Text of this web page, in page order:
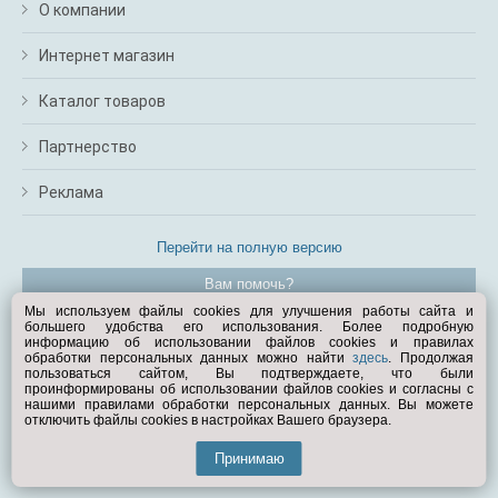
О компании
Интернет магазин
Каталог товаров
Партнерство
Реклама
Перейти на полную версию
Вам помочь?
© Exist.ru 1998—2026
Мы используем файлы cookies для улучшения работы сайта и
большего удобства его использования. Более подробную
информацию об использовании файлов cookies и правилах
обработки персональных данных можно найтиздесь. Продолжая
пользоваться сайтом, Вы подтверждаете, что были
проинформированы об использовании файлов cookies и согласны с
нашими правилами обработки персональных данных. Вы можете
отключить файлы cookies в настройках Вашего браузера.
Принимаю